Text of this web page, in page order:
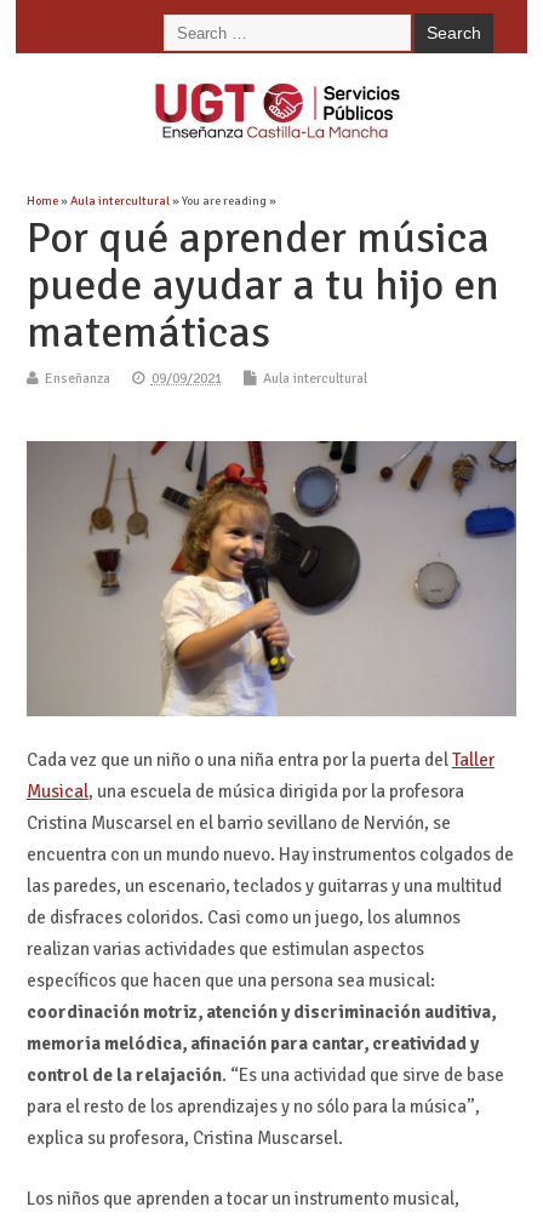
Home»Aula intercultural» You are reading »
Por qué aprender música
puede ayudar a tu hijo en
matemáticas
Enseñanza 09/09/2021 Aula intercultural
Cada vez que un niño o una niña entra por la puerta delTaller
Musical, una escuela de música dirigida por la profesora
Cristina Muscarsel en el barrio sevillano de Nervión, se
encuentra con un mundo nuevo. Hay instrumentos colgados de
las paredes, un escenario, teclados y guitarras y una multitud
de disfraces coloridos. Casi como un juego, los alumnos
realizan varias actividades que estimulan aspectos
específicos que hacen que una persona sea musical:
coordinación motriz, atención y discriminación auditiva,
memoria melódica, afinación para cantar, creatividad y
control de la relajación. “Es una actividad que sirve de base
para el resto de los aprendizajes y no sólo para la música”,
explica su profesora, Cristina Muscarsel.
Los niños que aprenden a tocar un instrumento musical,